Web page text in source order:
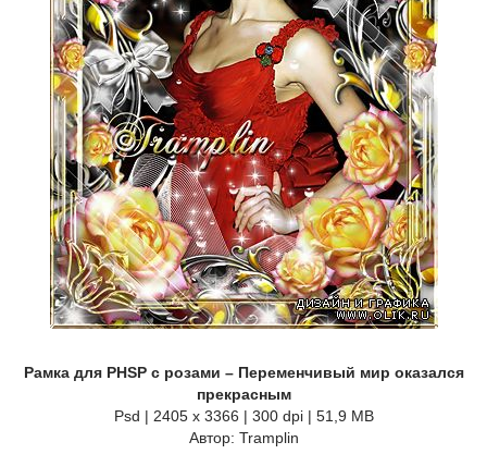
Рамка для PHSP с розами – Переменчивый мир оказался
прекрасным
Psd | 2405 x 3366 | 300 dpi | 51,9 MB
Автор: Tramplin